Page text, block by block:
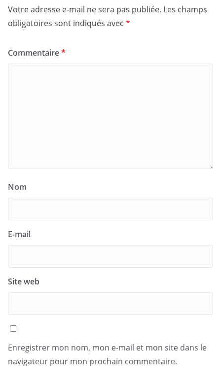
Votre adresse e-mail ne sera pas publiée. Les champs
obligatoires sont indiqués avec *
Commentaire*
Nom
E-mail
Site web
Enregistrer mon nom, mon e-mail et mon site dans le
navigateur pour mon prochain commentaire.